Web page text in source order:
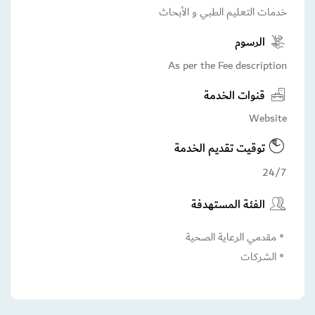
خدمات التعليم الطبي و الأبحاث
الرسوم
As per the Fee description
قنوات الخدمة
Website
توقيت تقديم الخدمة
24/7
الفئة المستهدفة
مقدمي الرعاية الصحية
الشركات